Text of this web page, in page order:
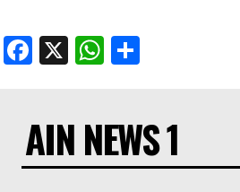
Facebook
X WhatsApp
AIN NEWS 1